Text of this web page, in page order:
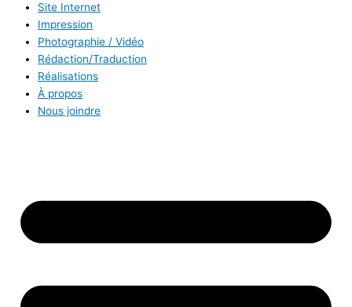
Site Internet
Impression
Photographie / Vidéo
Rédaction/Traduction
Réalisations
À propos
Nous joindre